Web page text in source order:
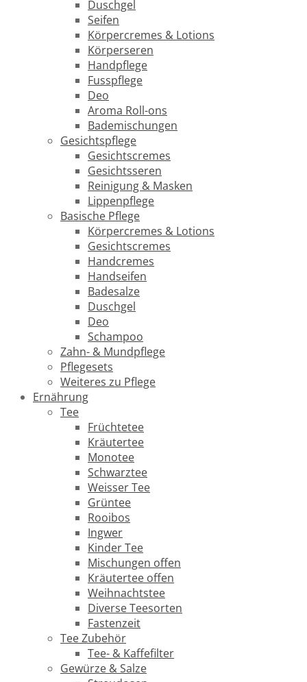
Duschgel
Seifen
Körpercremes & Lotions
Körperseren
Handpflege
Fusspflege
Deo
Aroma Roll-ons
Bademischungen
Gesichtspflege
Gesichtscremes
Gesichtsseren
Reinigung & Masken
Lippenpflege
Basische Pflege
Körpercremes & Lotions
Gesichtscremes
Handcremes
Handseifen
Badesalze
Duschgel
Deo
Schampoo
Zahn- & Mundpflege
Pflegesets
Weiteres zu Pflege
Ernährung
Tee
Früchtetee
Kräutertee
Monotee
Schwarztee
Weisser Tee
Grüntee
Rooibos
Ingwer
Kinder Tee
Mischungen offen
Kräutertee offen
Weihnachtstee
Diverse Teesorten
Fastenzeit
Tee Zubehör
Tee- & Kaffefilter
Gewürze & Salze